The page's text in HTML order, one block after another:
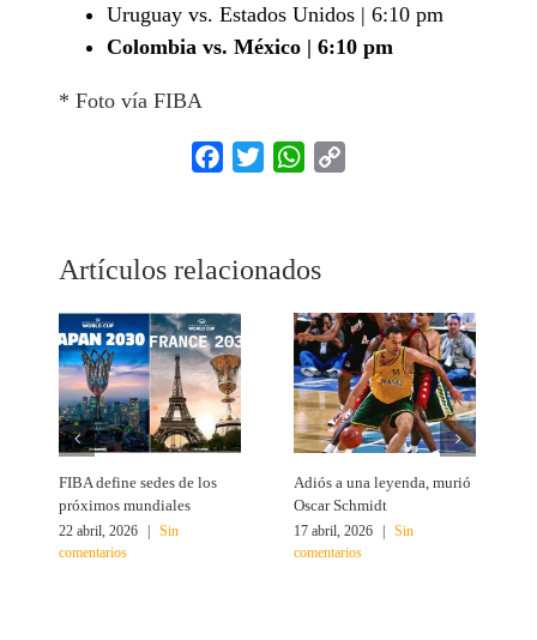
Uruguay vs. Estados Unidos | 6:10 pm
Colombia vs. México | 6:10 pm
* Foto vía FIBA
Facebook
Twitter WhatsApp
Artículos relacionados
FIBA define sedes de los
próximos mundiales
22 abril, 2026 |
Sin
comentarios
Adiós a una leyenda, murió
Oscar Schmidt
17 abril, 2026 |
Sin
comentarios